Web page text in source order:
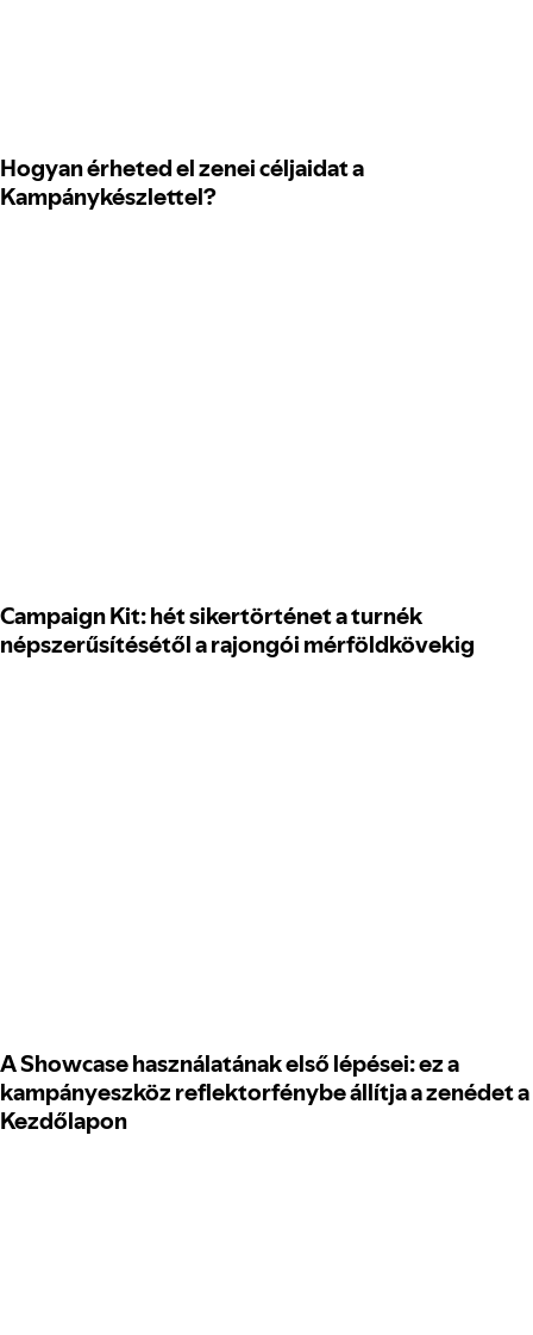
Hogyan érheted el zenei céljaidat a
Kampánykészlettel?
Campaign Kit: hét sikertörténet a turnék
népszerűsítésétől a rajongói mérföldkövekig
A Showcase használatának első lépései: ez a
kampányeszköz reflektorfénybe állítja a zenédet a
Kezdőlapon